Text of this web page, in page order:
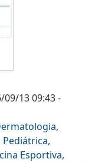
09/13 09:43-
,
,
Esportiva,